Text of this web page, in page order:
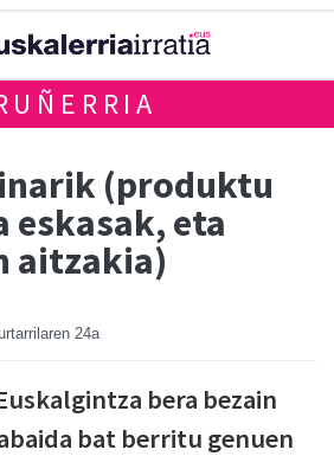
(produktu
eskasak, eta
aitzakia)
24a
bera bezain
bat berritu genuen